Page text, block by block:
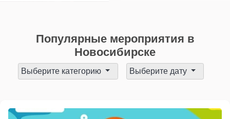
Популярные мероприятия в
Новосибирске
Выберите категорию Выберите дату